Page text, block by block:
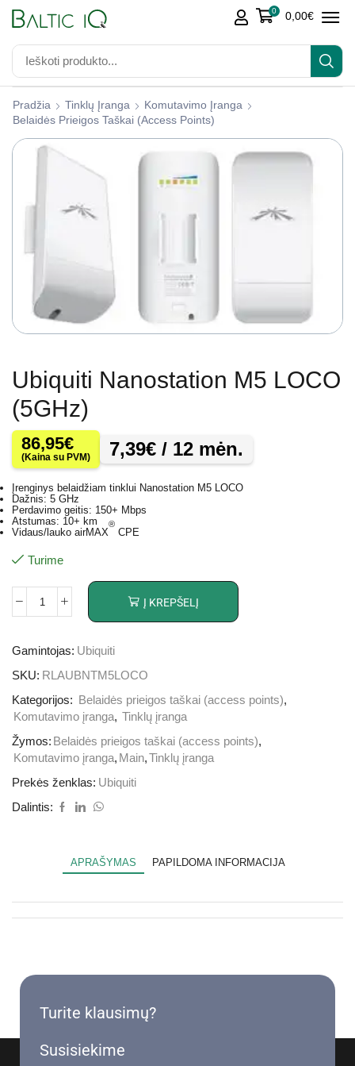
0 0,00€
Pradžia Tinklų Įranga
Komutavimo Įranga
Belaidės Prieigos Taškai (access Points)
Ubiquiti Nanostation M5 LOCO
(5GHz)
86,95€
(Kaina su PVM) 7,39€ / 12 mėn.
Įrenginys belaidžiam tinklui Nanostation M5 LOCO
Dažnis: 5 GHz
Perdavimo geitis: 150+ Mbps
Atstumas: 10+ km
Vidaus/lauko airMAX
®
CPE
Turime
Į KREPŠELĮ
Gamintojas: Ubiquiti
SKU: RLAUBNTM5LOCO
Kategorijos:
Belaidės prieigos taškai (access points),
Komutavimo įranga, Tinklų įranga
Žymos: Belaidės prieigos taškai (access points),
Komutavimo įranga, Main,Tinklų įranga
Prekės ženklas: Ubiquiti
Dalintis:
APRAŠYMAS PAPILDOMA INFORMACIJA
Turite klausimų?
Susisiekime